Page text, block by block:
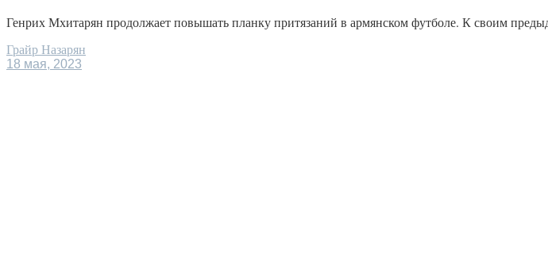
Генрих Мхитарян продолжает повышать планку притязаний в армянском футболе. К своим
Грайр Назарян
18 мая, 2023